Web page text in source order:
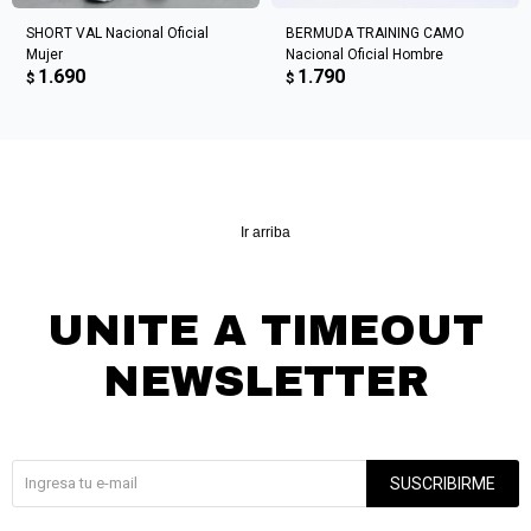
SHORT VAL Nacional Oficial
Mujer
$ 1.690
BERMUDA TRAINING CAMO
Nacional Oficial Hombre
$ 1.790
Ir arriba
UNITE A TIMEOUT
NEWSLETTER
SUSCRIBIRME